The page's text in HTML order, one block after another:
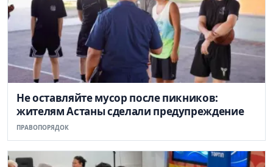
Не оставляйте мусор после пикников:
жителям Астаны сделали предупреждение
ПРАВОПОРЯДОК